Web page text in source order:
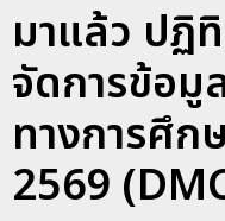
มาแล้ว ปฏิ
จัดการข้อมู
ทางการศึก
2569